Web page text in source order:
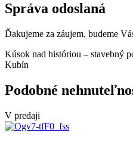
Správa odoslaná
Ďakujeme za záujem, budeme
Kúsok nad históriou – stavebný
Kubín
Podobné
V predaji